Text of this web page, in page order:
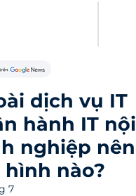
dịch vụ IT
hành IT nội
nghiệp nên
nào?
7